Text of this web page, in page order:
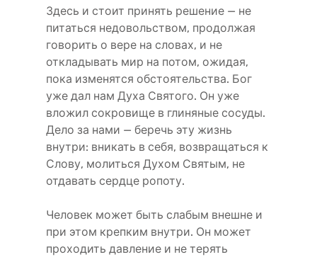
Здесь и стоит принять решение — не
питаться недовольством, продолжая
говорить о вере на словах, и не
откладывать мир на потом, ожидая,
пока изменятся обстоятельства. Бог
уже дал нам Духа Святого. Он уже
вложил сокровище в глиняные сосуды.
Дело за нами — беречь эту жизнь
внутри: вникать в себя, возвращаться к
Слову, молиться Духом Святым, не
отдавать сердце ропоту.
Человек может быть слабым внешне и
при этом крепким внутри. Он может
проходить давление и не терять